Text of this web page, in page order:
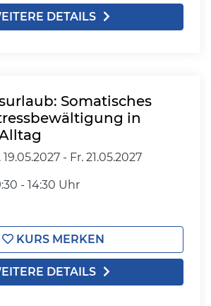
DETAILS
Somatisches
in
19.05.2027 - Fr. 21.05.2027
- 14:30 Uhr
KURS MERKEN
DETAILS